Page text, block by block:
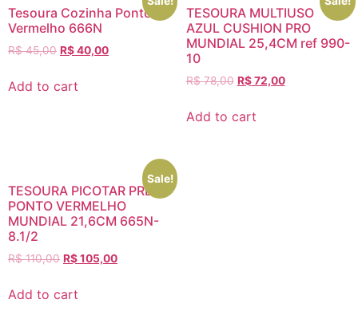
Tesoura Cozinha Ponto
Vermelho 666N
R$45,00 R$40,00
Add to cart
TESOURA MULTIUSO
AZUL CUSHION PRO
MUNDIAL 25,4CM ref 990-
10
R$78,00 R$72,00
Add to cart
Sale!
TESOURA PICOTAR PRETA
PONTO VERMELHO
MUNDIAL 21,6CM 665N-
8.1/2
R$110,00 R$105,00
Add to cart